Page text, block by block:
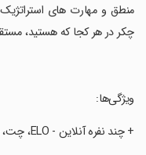
منطق و مهارت های
چکر در هر کجا که هستید،
‏ویژگی‌ها:
‏+ چند نفره آنلاین - ELO، چت، دستاوردها، تاریخچه بازی‌ها، آمار بازی‌ها